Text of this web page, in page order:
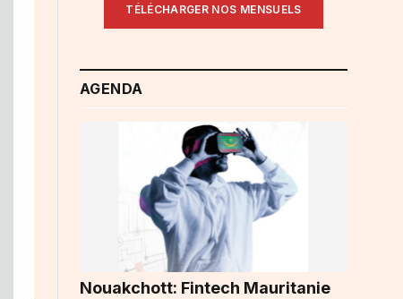
TÉLÉCHARGER NOS MENSUELS
AGENDA
Nouakchott: Fintech Mauritanie